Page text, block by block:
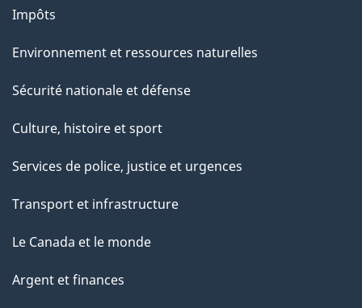
Impôts
Environnement et ressources naturelles
Sécurité nationale et défense
Culture, histoire et sport
Services de police, justice et urgences
Transport et infrastructure
Le Canada et le monde
Argent et finances